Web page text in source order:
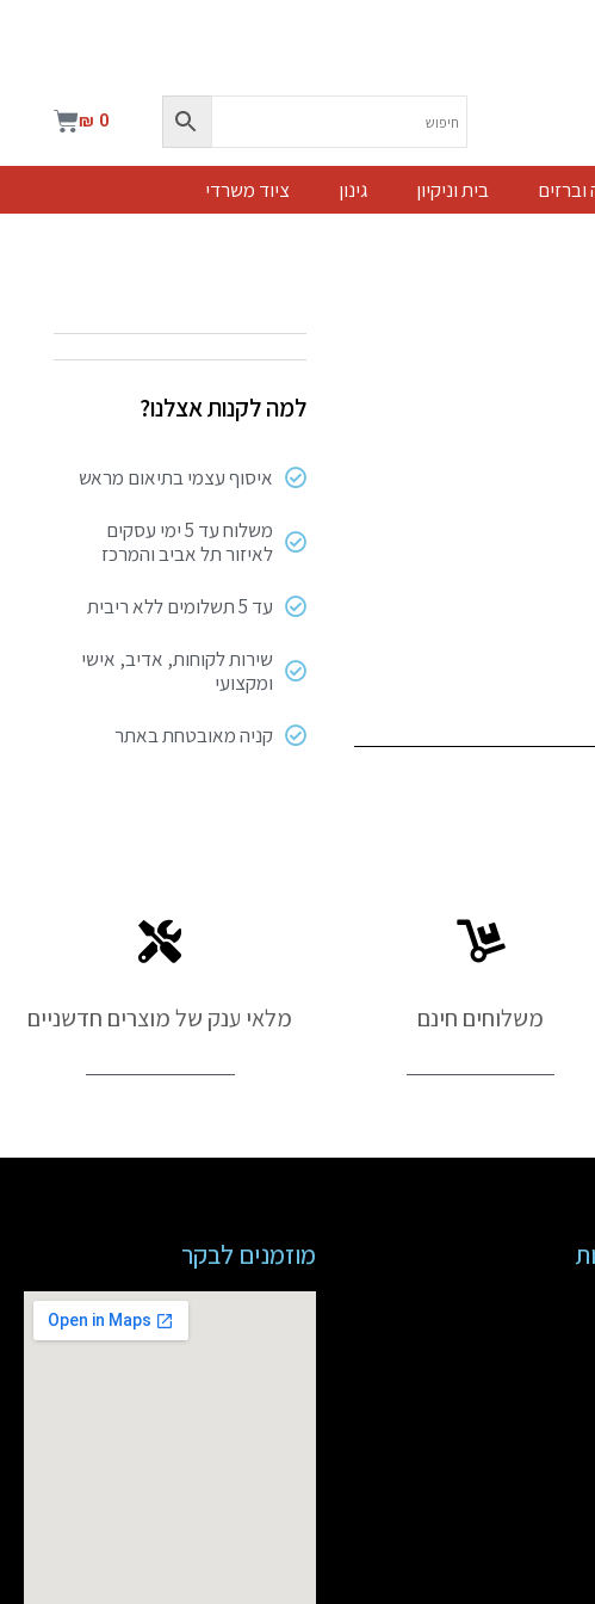
₪ 0
עגלת
בית וניקיון גינון ציוד משרדי
למה לקנות אצלנו?
איסוף עצמי בתיאום מראש
משלוח עד 5 ימי עסקים
לאיזור תל אביב והמרכז
עד 5 תשלומים ללא ריבית
שירות לקוחות, אדיב, אישי
ומקצועי
קניה מאובטחת באתר
משלוחים חינם מלאי ענק של מוצרים חדשניים
מוזמנים לבקר